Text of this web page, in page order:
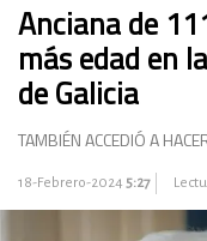
Anciana de
más edad en
de Galicia
TAMBIÉN ACCEDIÓ A
18-Febrero-2024 5:27